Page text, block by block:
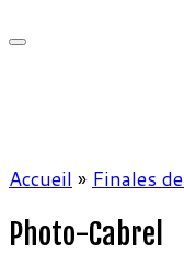
Accueil » Finales
Photo-Cabrel